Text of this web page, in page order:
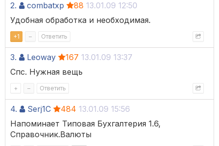
2. combatxp 88 13.01.09 12:50
Удобная обработка и необходимая.
+1 – Ответить
3. Leoway 167 13.01.09 13:37
Спс. Нужная вещь
+ – Ответить
4. Serj1C 484 13.01.09 15:56
Напоминает Типовая Бухгалтерия 1.6,
Справочник.Валюты